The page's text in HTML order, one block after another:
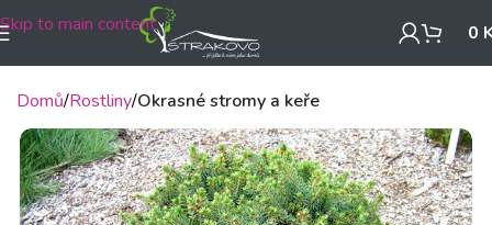
Skip to main content 0
Domů Rostliny Okrasné stromy a keře